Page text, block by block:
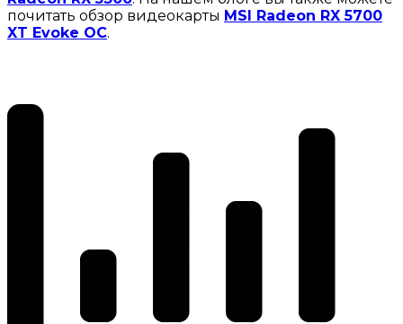
почитать обзор видеокарты MSI Radeon RX 5700
XT Evoke OC.